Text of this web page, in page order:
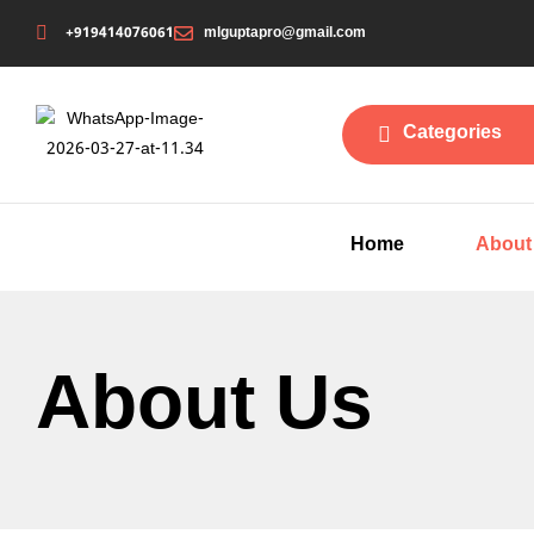
+919414076061 mlguptapro@gmail.com
Categories
Home
About Us